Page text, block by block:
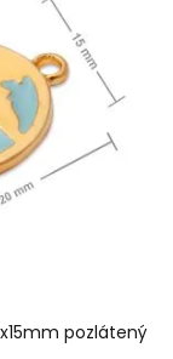
pozlátený